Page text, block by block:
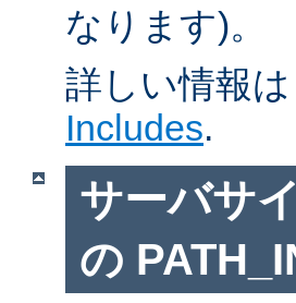
なります)。
詳しい情報は
Includes.
サーバサ
の